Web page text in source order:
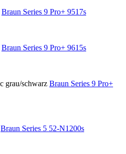
Braun Series 9 Pro+ 9517s
Braun Series 9 Pro+ 9615s
Braun Series 9 Pro+
Braun Series 5 52-N1200s